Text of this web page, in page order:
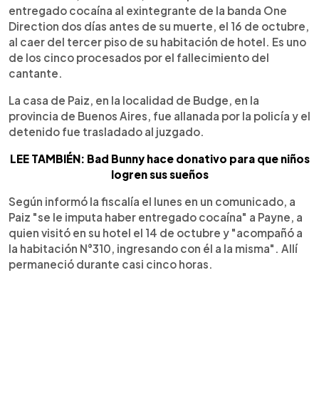
entregado cocaína al exintegrante de la banda One
Direction dos días antes de su muerte, el 16 de octubre,
al caer del tercer piso de su habitación de hotel. Es uno
de los cinco procesados por el fallecimiento del
cantante.
La casa de Paiz, en la localidad de Budge, en la
provincia de Buenos Aires, fue allanada por la policía y el
detenido fue trasladado al juzgado.
LEE TAMBIÉN: Bad Bunny hace donativo para que niños
logren sus sueños
Según informó la fiscalía el lunes en un comunicado, a
Paiz "se le imputa haber entregado cocaína" a Payne, a
quien visitó en su hotel el 14 de octubre y "acompañó a
la habitación N°310, ingresando con él a la misma". Allí
permaneció durante casi cinco horas.